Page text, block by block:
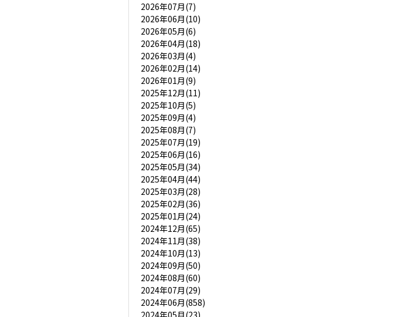
2026年07月(7)
2026年06月(10)
2026年05月(6)
2026年04月(18)
2026年03月(4)
2026年02月(14)
2026年01月(9)
2025年12月(11)
2025年10月(5)
2025年09月(4)
2025年08月(7)
2025年07月(19)
2025年06月(16)
2025年05月(34)
2025年04月(44)
2025年03月(28)
2025年02月(36)
2025年01月(24)
2024年12月(65)
2024年11月(38)
2024年10月(13)
2024年09月(50)
2024年08月(60)
2024年07月(29)
2024年06月(858)